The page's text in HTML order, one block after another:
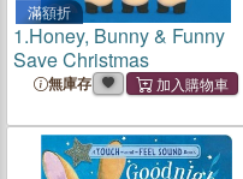
滿額折
1.Honey, Bunny & Funny
Save Christmas
無庫存